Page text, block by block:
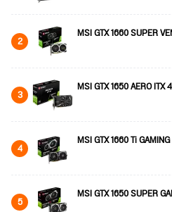
2 MSI GTX 1660 SUPER
3 MSI GTX 1650 AERO ITX
4 MSI GTX 1660 Ti
5 MSI GTX 1650 SUPER